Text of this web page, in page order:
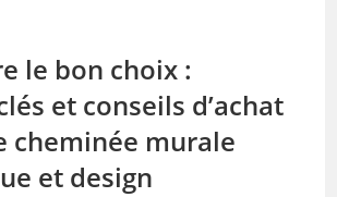
le bon choix :
et conseils d’achat
cheminée murale
et design